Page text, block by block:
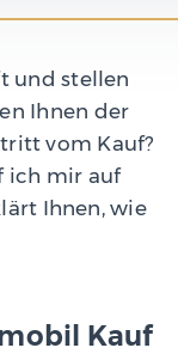
und stellen
Ihnen der
vom Kauf?
ich mir auf
Ihnen, wie
Kauf